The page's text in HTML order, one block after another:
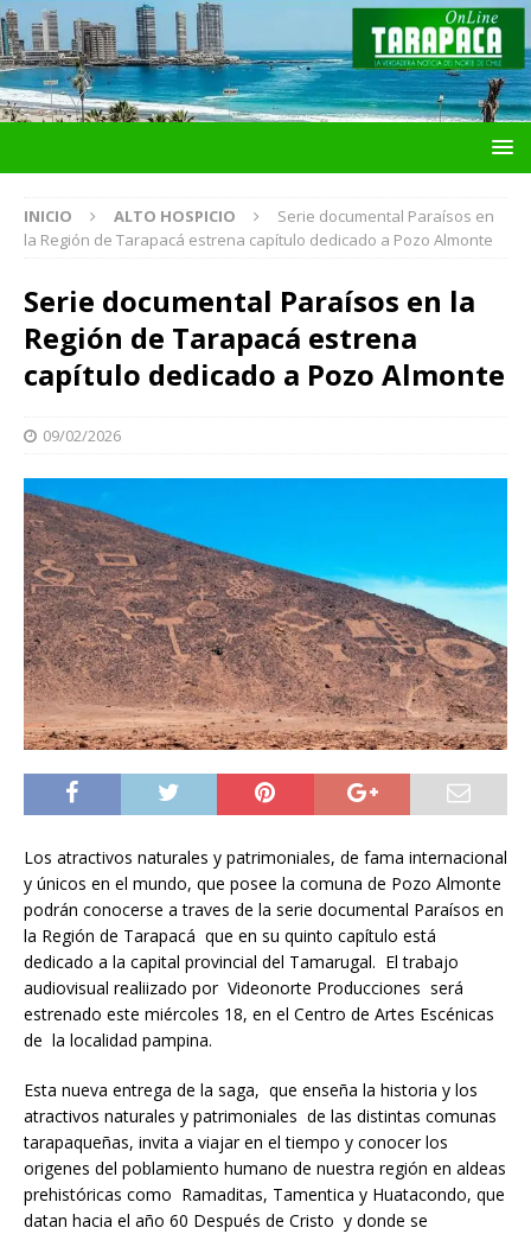
INICIO ALTO HOSPICIO
Serie documental Paraísos en
la Región de Tarapacá estrena capítulo dedicado a Pozo Almonte
Serie documental Paraísos en la
Región de Tarapacá estrena
capítulo dedicado a Pozo Almonte
09/02/2026
Los atractivos naturales y patrimoniales, de fama internacional
y únicos en el mundo, que posee la comuna de Pozo Almonte
podrán conocerse a traves de la serie documental Paraísos en
la Región de Tarapacá que en su quinto capítulo está
dedicado a la capital provincial del Tamarugal. El trabajo
audiovisual realiizado por Videonorte Producciones será
estrenado este miércoles 18, en el Centro de Artes Escénicas
de la localidad pampina.
Esta nueva entrega de la saga, que enseña la historia y los
atractivos naturales y patrimoniales de las distintas comunas
tarapaqueñas, invita a viajar en el tiempo y conocer los
origenes del poblamiento humano de nuestra región en aldeas
prehistóricas como Ramaditas, Tamentica y Huatacondo, que
datan hacia el año 60 Después de Cristo y donde se